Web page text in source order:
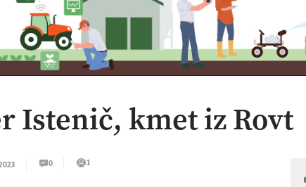
Istenič, kmet iz Rovt
0 1